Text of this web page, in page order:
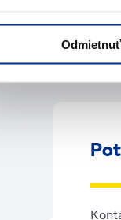
Odmietnuť